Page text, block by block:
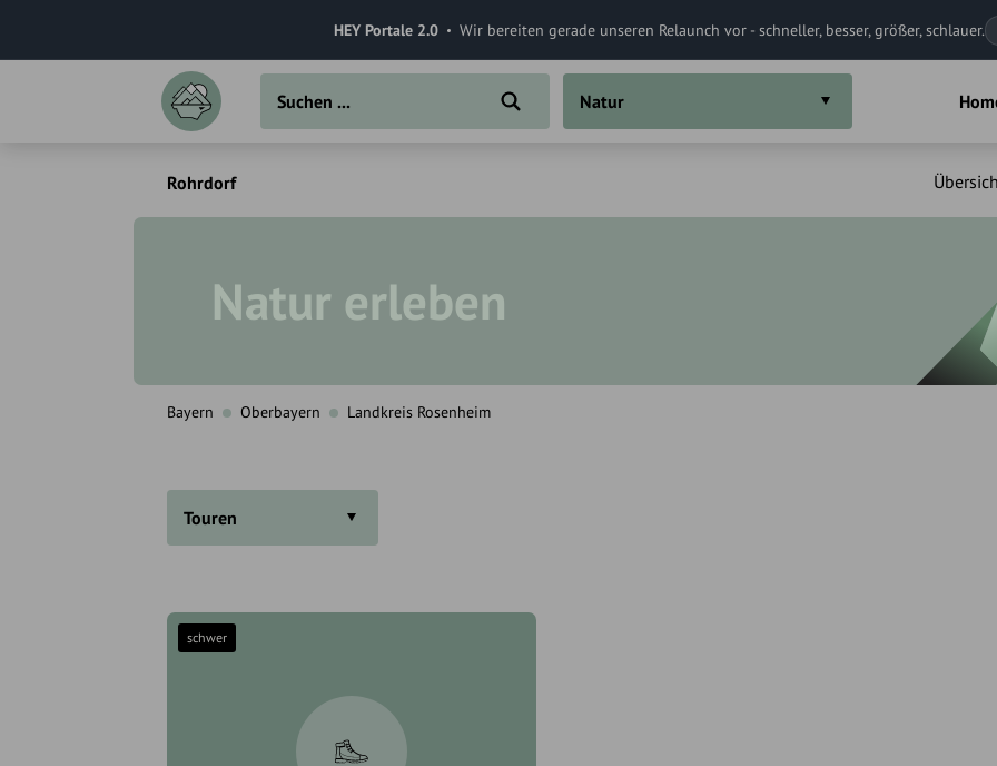
HEY Portale 2.0 Wir bereiten gerade unseren Relaunch vor - schneller, besser, größer, schlauer.
Natur
Rohrdorf
Natur erleben
Bayern Oberbayern Landkreis Rosenheim
Touren
schwer